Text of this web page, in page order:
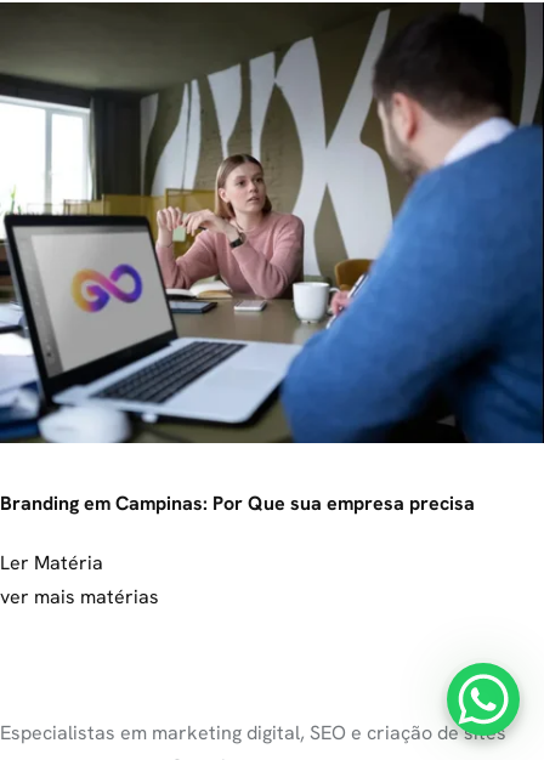
Branding em Campinas: Por Que sua empresa precisa
Ler Matéria
ver mais matérias
Especialistas em marketing digital, SEO e criação de sites